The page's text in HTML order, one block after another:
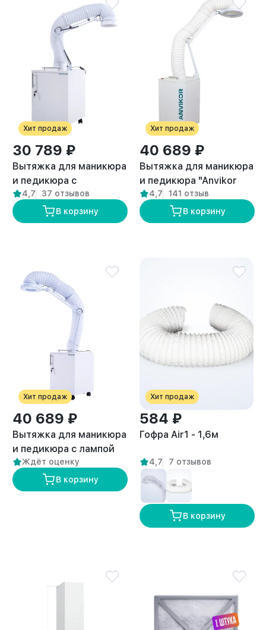
Хит продаж
30 789 ₽
Вытяжка для маникюра
и педикюра с
подсветкой стандарт
“ANVIKOR VC-AIR-1”
4,7
37 отзывов
В корзину
Хит продаж
40 689 ₽
Вытяжка для маникюра
и педикюра "Anvikor
DUO"
4,7
141 отзыв
В корзину
Хит продаж
40 689 ₽
Вытяжка для маникюра
и педикюра с лампой
премиум “ANVIKOR VC-
AIR-3” + Комплект
пылевых фильтров (5
Ждёт оценку
В корзину
Хит продаж
584 ₽
Гофра Air1 - 1,6м
4,7 7 отзывов
В корзину